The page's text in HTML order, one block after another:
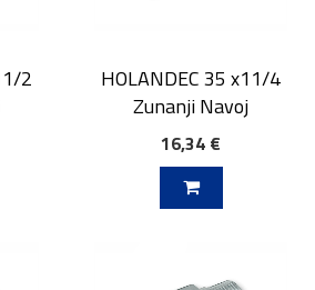
2
HOLANDEC 35 x11/4
Zunanji Navoj
16,34 €